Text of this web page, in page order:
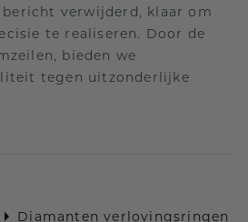
verwijderd, klaar om
te realiseren. Door de
bieden we
tegen uitzonderlijke
Diamanten verlovingsringen